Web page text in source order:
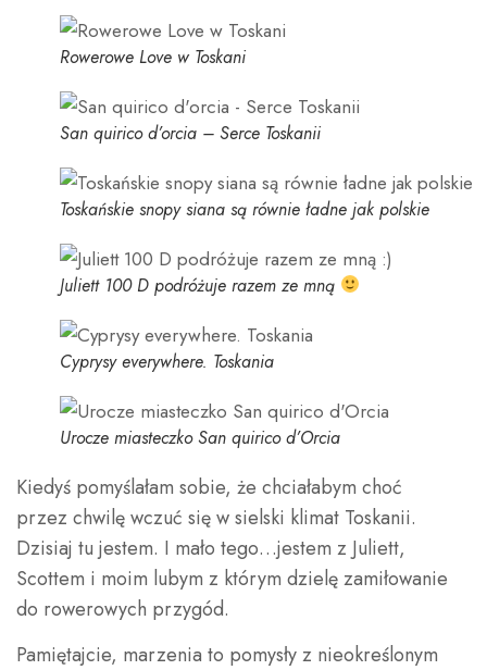
Rowerowe Love w Toskani
San quirico d’orcia – Serce Toskanii
Toskańskie snopy siana są równie ładne jak polskie
Juliett 100 D podróżuje razem ze mną
Cyprysy everywhere. Toskania
Urocze miasteczko San quirico d’Orcia
Kiedyś pomyślałam sobie, że chciałabym choć
przez chwilę wczuć się w sielski klimat Toskanii.
Dzisiaj tu jestem. I mało tego…jestem z Juliett,
Scottem i moim lubym z którym dzielę zamiłowanie
do rowerowych przygód.
Pamiętajcie, marzenia to pomysły z nieokreślonym